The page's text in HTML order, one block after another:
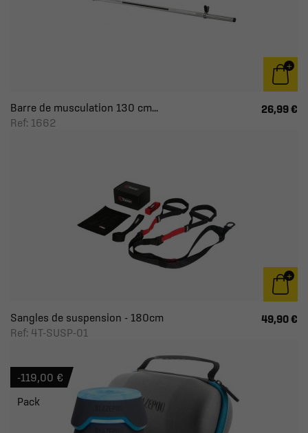
Barre de musculation 130 cm...
Ref: 1662
26,99 €
Sangles de suspension - 180cm
Ref: 4T-SUSP-01
49,90 €
-119,00 €
Pack